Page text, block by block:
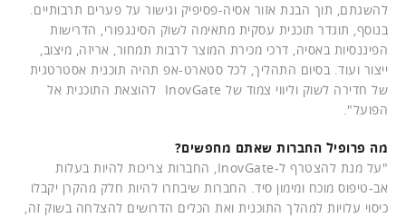
להשגתם, תוך הבנת אזור אסיה-פסיפיק וגישור על פערים תרבותיים.
בנוסף, תוגדר תוכנית עסקית מתאימה לשוק הסינגפורי, הדרישות
הפיננסיות באסיה, דרכי מכירת המוצר לרבות תמחור, אריזה, מיצוב,
ייצור ועוד. בסיום התהליך, לכל סטארט-אפ תהיה תוכנית אסטרטגית
של חדירה לשוק וליווי צמוד של InovGate להוצאת התוכנית אל
הפועל".
מה פרופיל החברות שאתם מחפשים?
"על מנת להצטרף ל-InovGate, החברות צריכות להיות בעלות
אב-טיפוס מוכח ומימון סיד. החברות שיבחרו להיות חלק מהקרן יקבלו
כיסוי עלויות למהלך התוכנית ואת הכלים הדרושים להצלחה בשוק זה,